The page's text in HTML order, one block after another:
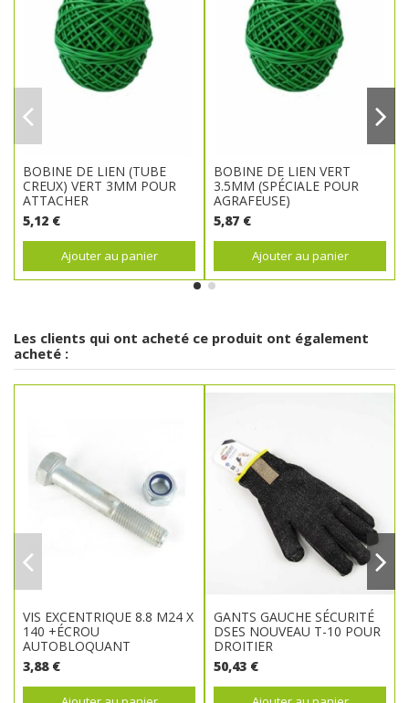
BOBINE DE LIEN (TUBE
CREUX) VERT 3MM POUR
ATTACHER
5,12 €
Ajouter au panier
BOBINE DE LIEN VERT
3.5MM (SPÉCIALE POUR
AGRAFEUSE)
5,87 €
Ajouter au panier
Les clients qui ont acheté ce produit ont également
acheté :
VIS EXCENTRIQUE 8.8 M24 X
140 +ÉCROU
AUTOBLOQUANT
3,88 €
GANTS GAUCHE SÉCURITÉ
DSES NOUVEAU T-10 POUR
DROITIER
50,43 €